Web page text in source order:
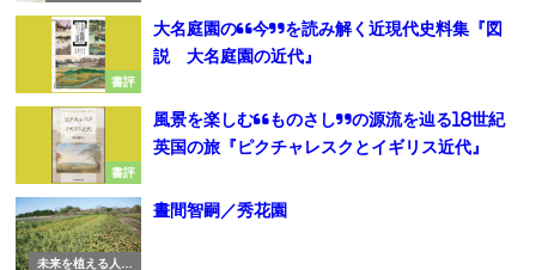
書評
大名庭園の“今”を読み解く近現代史料集『図
説 大名庭園の近代』
書評
風景を楽しむ“ものさし”の源流を辿る18世紀
英国の旅『ピクチャレスクとイギリス近代』
未来を植える人び
晝間智嗣／秀花園